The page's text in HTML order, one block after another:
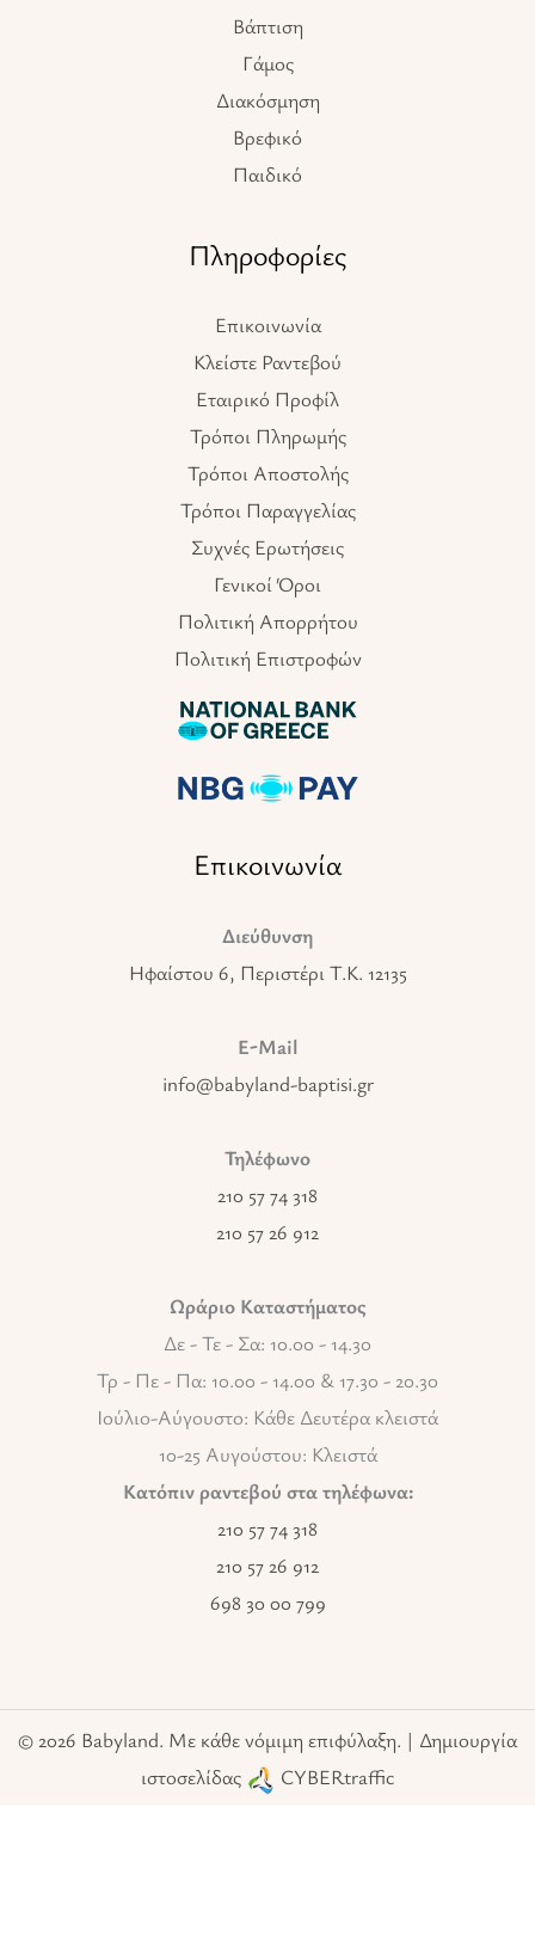
Βάπτιση
Γάμος
Διακόσμηση
Βρεφικό
Παιδικό
Πληροφορίες
Επικοινωνία
Κλείστε Ραντεβού
Εταιρικό Προφίλ
Τρόποι Πληρωμής
Τρόποι Αποστολής
Τρόποι Παραγγελίας
Συχνές Ερωτήσεις
Γενικοί Όροι
Πολιτική Απορρήτου
Πολιτική Επιστροφών
Επικοινωνία
Διεύθυνση
Ηφαίστου 6, Περιστέρι T.K. 12135
E-Mail
info@babyland-baptisi.gr
Τηλέφωνο
210 57 74 318
210 57 26 912
Ωράριο Καταστήματος
Δε - Τε - Σα: 10.00 - 14.30
Τρ - Πε - Πα: 10.00 - 14.00 & 17.30 - 20.30
Ιούλιο-Αύγουστο: Κάθε Δευτέρα κλειστά
10-25 Αυγούστου: Κλειστά
Κατόπιν ραντεβού στα τηλέφωνα:
210 57 74 318
210 57 26 912
698 30 00 799
© 2026 Babyland. Με κάθε νόμιμη επιφύλαξη. | Δημιουργία
ιστοσελίδας
CYBERtraffic